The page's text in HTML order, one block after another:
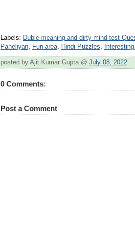
Labels: Duble meaning and dirty mind test
Paheliyan, Fun area, Hindi Puzzles,
posted by Ajit Kumar Gupta @ July 08, 2022
0 Comments:
Post a Comment